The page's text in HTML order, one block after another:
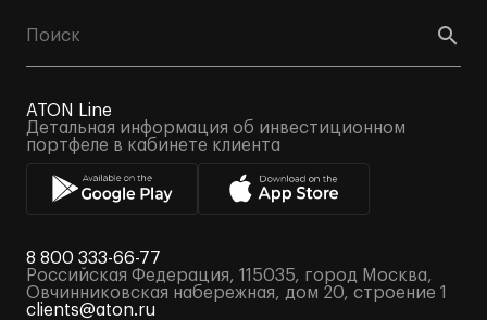
ATON Line
Детальная информация об инвестиционном
портфеле в кабинете клиента
8 800 333-66-77
Российская Федерация, 115035, город Москва,
Овчинниковская набережная, дом 20, строение 1
clients@aton.ru